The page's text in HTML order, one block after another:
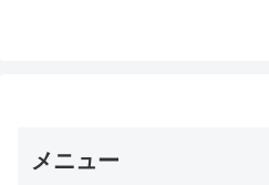
メニュー